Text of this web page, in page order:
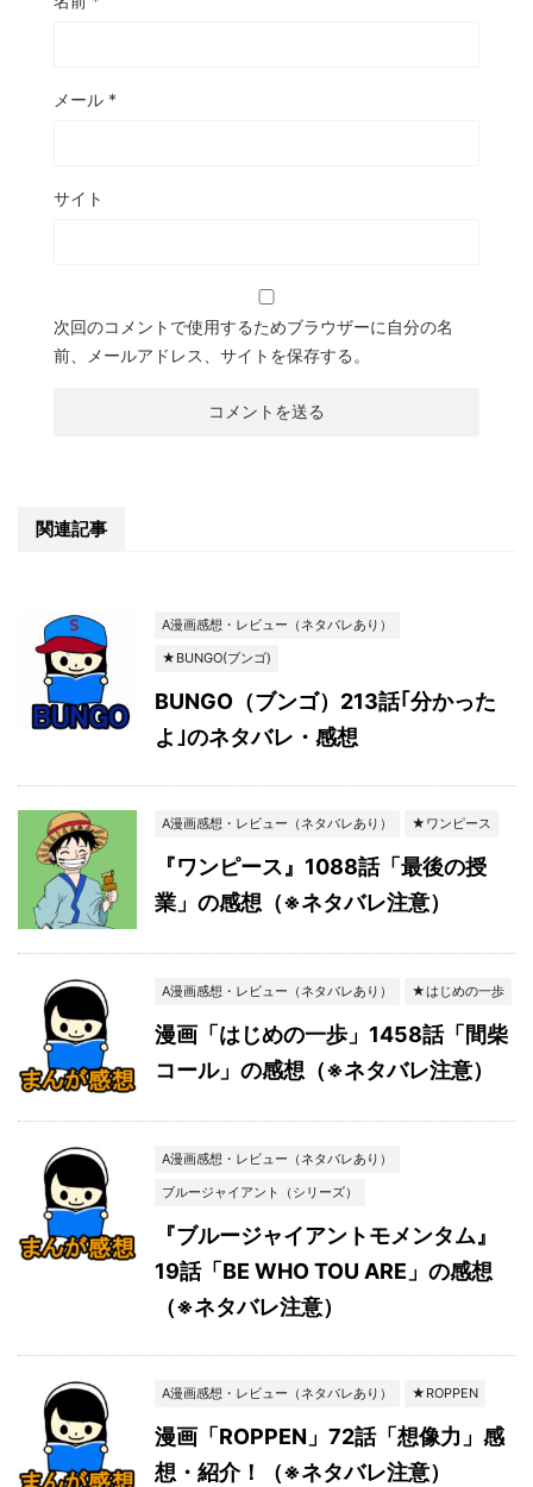
メール *
サイト
次回のコメントで使用するためブラウザーに自分の名
前、メールアドレス、サイトを保存する。
関連記事
A漫画感想・レビュー（ネタバレあり）
★BUNGO(ブンゴ)
BUNGO（ブンゴ）213話｢分かった
よ｣のネタバレ・感想
A漫画感想・レビュー（ネタバレあり） ★ワンピース
『ワンピース』1088話「最後の授
業」の感想（※ネタバレ注意）
A漫画感想・レビュー（ネタバレあり） ★はじめの一歩
漫画「はじめの一歩」1458話「間柴
コール」の感想（※ネタバレ注意）
A漫画感想・レビュー（ネタバレあり）
ブルージャイアント（シリーズ）
『ブルージャイアントモメンタム』
19話「BE WHO TOU ARE」の感想
（※ネタバレ注意）
A漫画感想・レビュー（ネタバレあり） ★ROPPEN
漫画「ROPPEN」72話「想像力」感
想・紹介！（※ネタバレ注意）